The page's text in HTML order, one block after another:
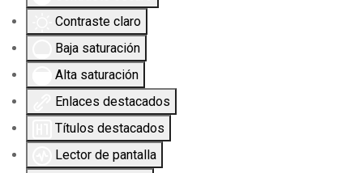
Contraste claro
Baja saturación
Alta saturación
Enlaces destacados
Títulos destacados
Lector de pantalla